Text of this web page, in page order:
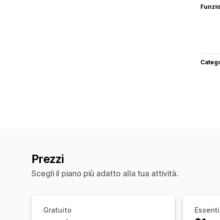
Prezzi
Scegli il piano più adatto alla tua attività.
Gratuito